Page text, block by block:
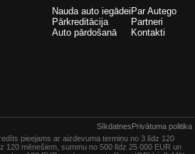
Nauda auto iegādei
Pārkreditācija
Auto pārdošanā
Par Autego
Partneri
Kontakti
SīkdatnesPrivātuma politika
pieejams ar aizdevuma termiņu no 3 līdz 120
120 mēnešiem, summu no 500 līdz 25 000 EUR un